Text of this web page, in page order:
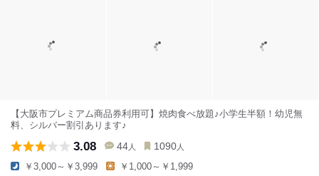
【大阪市プレミアム商品券利用可】焼肉食べ放題♪小学生半額！幼児無
料、シルバー割引あります♪
3.08 44 人 1090 人
￥3,000～￥3,999 ￥1,000～￥1,999